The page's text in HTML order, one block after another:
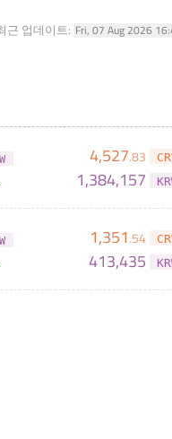
근 업데이트: Fri, 07 Aug 2026
4,527.83
1,384,157
1,351.54
413,435